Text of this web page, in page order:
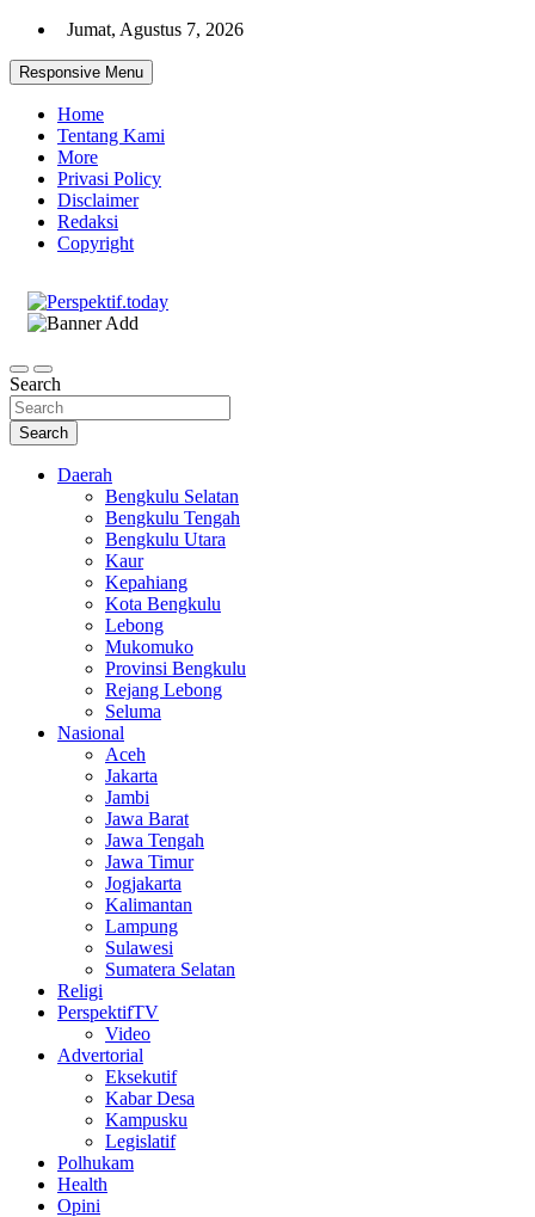
Skip
content
Jumat, Agustus 7, 2026
Responsive Menu
Home
Tentang Kami
More
Privasi Policy
Disclaimer
Redaksi
Copyright
Search
Search
Daerah
Bengkulu Selatan
Bengkulu Tengah
Bengkulu Utara
Kaur
Kepahiang
Kota Bengkulu
Lebong
Mukomuko
Provinsi Bengkulu
Rejang Lebong
Seluma
Nasional
Aceh
Jakarta
Jambi
Jawa Barat
Jawa Tengah
Jawa Timur
Jogjakarta
Kalimantan
Lampung
Sulawesi
Sumatera Selatan
Religi
PerspektifTV
Video
Advertorial
Eksekutif
Kabar Desa
Kampusku
Legislatif
Polhukam
Health
Opini